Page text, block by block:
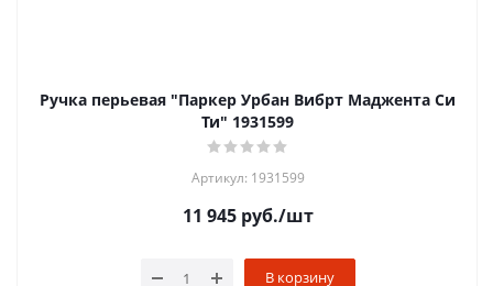
Ручка перьевая "Паркер Урбан Вибрт Маджента Си
Ти" 1931599
Артикул: 1931599
11 945руб./шт
В корзину